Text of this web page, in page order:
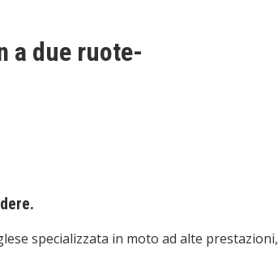
a due ruote-
specializzata in moto ad alte